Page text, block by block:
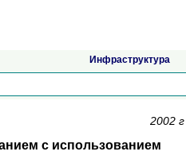
Инфраструктура
2002 г
с использованием